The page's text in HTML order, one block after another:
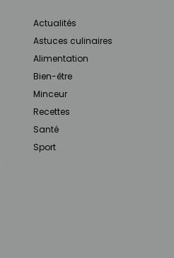
Actualités
Astuces culinaires
Alimentation
Bien-être
Minceur
Recettes
Santé
Sport